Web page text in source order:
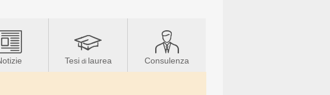
Tesidi laurea Consulenza